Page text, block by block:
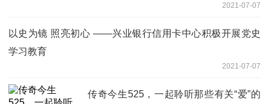
2021-07-07
以史为镜 照亮初心 ——兴业银行信用卡中心积极开展党史
学习教育
2021-07-07
传奇今生525，一起聆听那些有关“爱”的